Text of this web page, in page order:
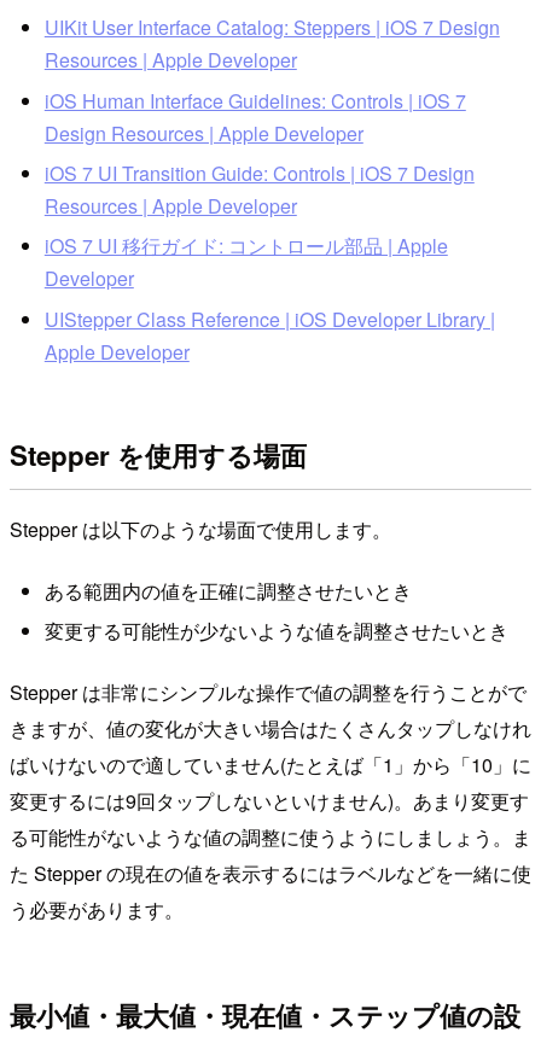
UIKit User Interface Catalog: Steppers | iOS 7 Design
Resources | Apple Developer
iOS Human Interface Guidelines: Controls | iOS 7
Design Resources | Apple Developer
iOS 7 UI Transition Guide: Controls | iOS 7 Design
Resources | Apple Developer
iOS 7 UI 移行ガイド: コントロール部品 | Apple
Developer
UIStepper Class Reference | iOS Developer Library |
Apple Developer
Stepper を使用する場面
Stepper は以下のような場面で使用します。
ある範囲内の値を正確に調整させたいとき
変更する可能性が少ないような値を調整させたいとき
Stepper は非常にシンプルな操作で値の調整を行うことがで
きますが、値の変化が大きい場合はたくさんタップしなけれ
ばいけないので適していません(たとえば「1」から「10」に
変更するには9回タップしないといけません)。あまり変更す
る可能性がないような値の調整に使うようにしましょう。ま
た Stepper の現在の値を表示するにはラベルなどを一緒に使
う必要があります。
最小値・最大値・現在値・ステップ値の設